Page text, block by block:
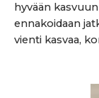
hyvään
ennakoidaan
vienti kasvaa,